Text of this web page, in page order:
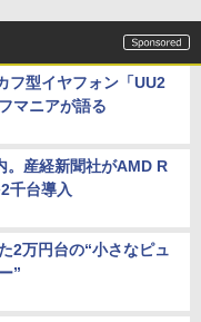
フ型イヤフォン「UU2
マニアが語る
。産経新聞社がAMD R
千台導入
2万円台の“小さなピュ
”